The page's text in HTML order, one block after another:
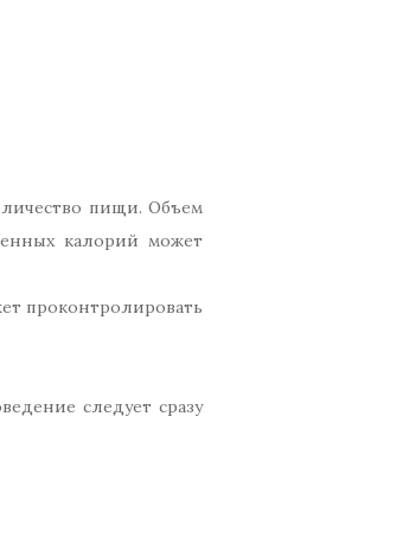
пищи. Объем
калорий может
проконтролировать
следует сразу